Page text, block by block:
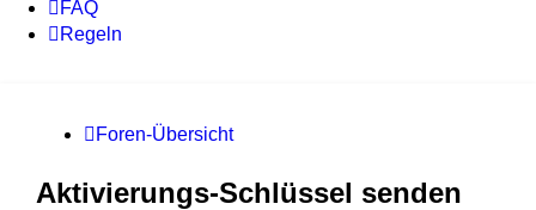
FAQ
Regeln
Foren-Übersicht
Aktivierungs-Schlüssel senden